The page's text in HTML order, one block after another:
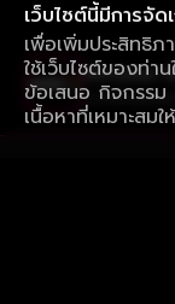
เว็บไซต์นี้มีการจัด
เพื่อเพิ่มประสิทธิ
ใช้เว็บไซต์ของท่
ข้อเสนอ กิจกรรม
เนื้อหาที่เหมาะสม
ใช้งานแอป
ดาวน์โหลดแอ